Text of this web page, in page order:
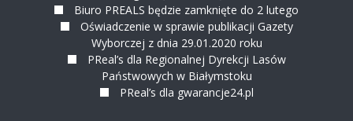
PROJEKTOWANIE
Biuro PREALS będzie zamknięte do 2 lutego
Oświadczenie w sprawie publikacji Gazety
Wyborczej z dnia 29.01.2020 roku
PReal’s dla Regionalnej Dyrekcji Lasów
Państwowych w Białymstoku
PReal’s dla gwarancje24.pl